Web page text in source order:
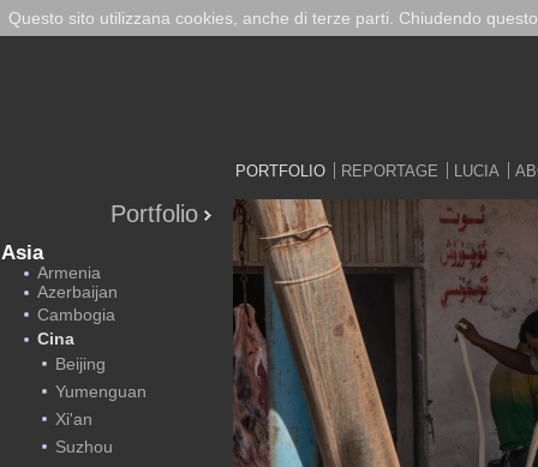
Questo sito utilizzana cookies, anche di terze parti. Chiudendo
PORTFOLIO REPORTAGE LUCIA
Portfolio
Asia
Armenia
Azerbaijan
Cambogia
Cina
Beijing
Yumenguan
Xi'an
Suzhou